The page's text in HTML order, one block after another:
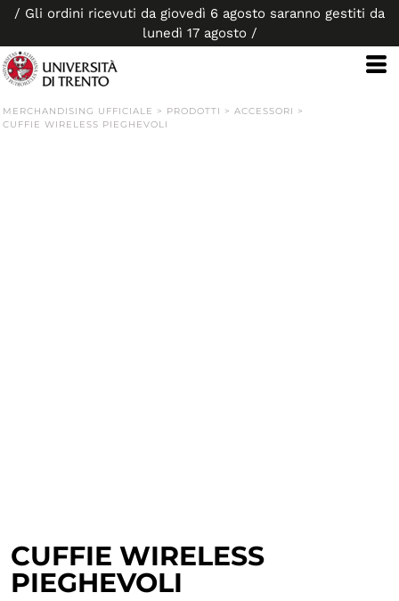
/ Gli ordini ricevuti da giovedì 6 agosto saranno gestiti da
lunedì 17 agosto /
MERCHANDISING UFFICIALE > PRODOTTI > ACCESSORI >
CUFFIE WIRELESS PIEGHEVOLI
CUFFIE WIRELESS
PIEGHEVOLI